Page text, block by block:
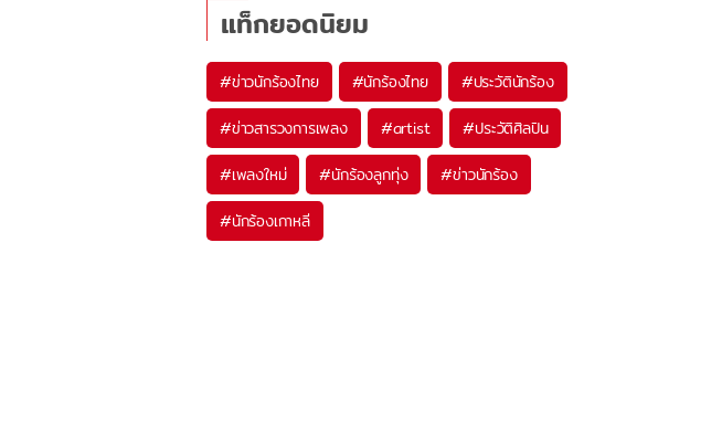
แท็กยอดนิยม
#ข่าวนักร้องไทย #นักร้องไทย #ประวัตินักร้อง
#ข่าวสารวงการเพลง #artist #ประวัติศิลปิน
#เพลงใหม่ #นักร้องลูกทุ่ง #ข่าวนักร้อง
#นักร้องเกาหลี